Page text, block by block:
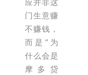
门生意赚
不赚钱，
而是“为
什么会是
摩多贷